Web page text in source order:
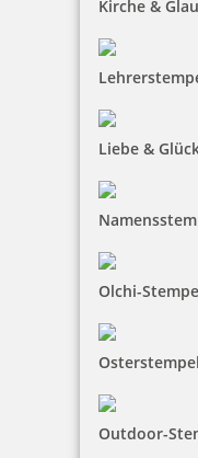
Kirche &
Liebe &
Olchi-
Osterstempel
Outdoor-
Jetzt gestalten
trodat Keksstempel